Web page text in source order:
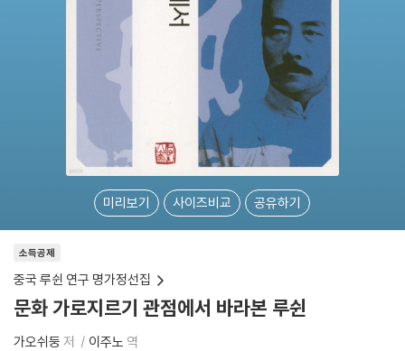
미리보기 사이즈비교 공유하기
소득공제
중국 루쉰 연구 명가정선집
문화 가로지르기 관점에서 바라본 루쉰
가오쉬둥 저 이주노 역